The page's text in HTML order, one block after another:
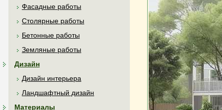
Фасадные работы
Столярные работы
Бетонные работы
Земляные работы
Дизайн
Дизайн интерьера
Ландшафтный дизайн
Материалы